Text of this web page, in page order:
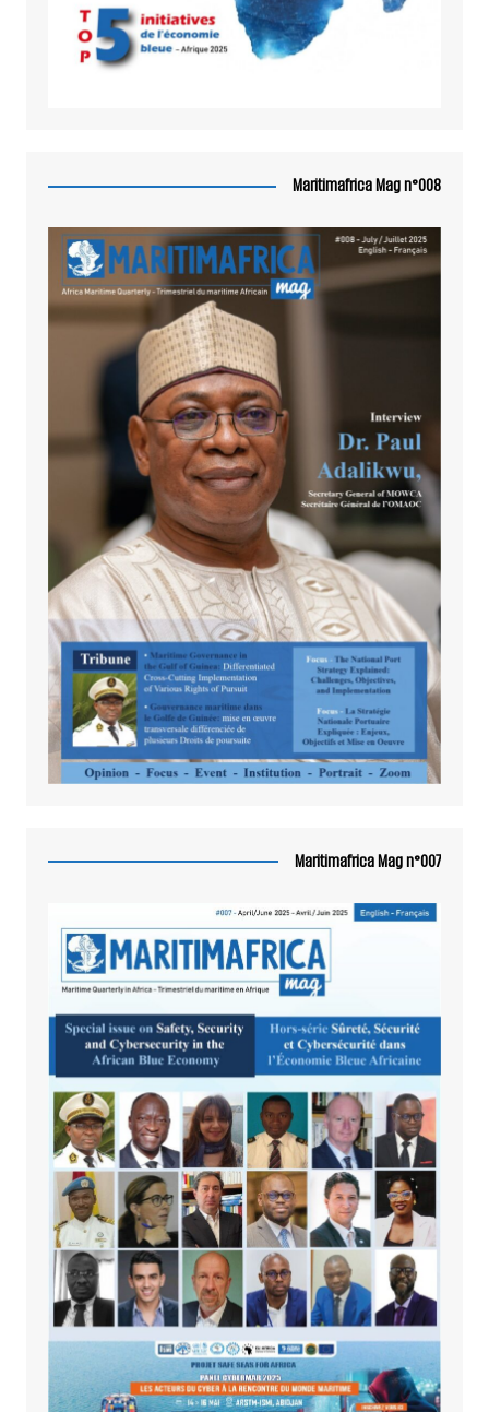
Maritimafrica Mag n°008
Maritimafrica Mag n°007